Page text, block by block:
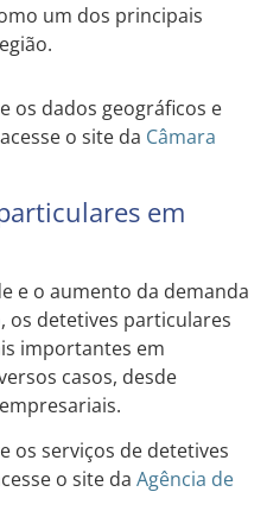
um dos principais
os dados geográficos e
o site da Câmara
em
e o aumento da demanda
, os detetives particulares
importantes em
casos, desde
os serviços de detetives
o site da Agência de